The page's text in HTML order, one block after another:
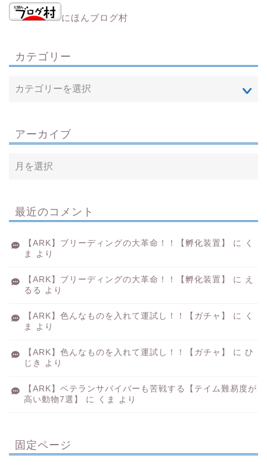
にほんブログ村
カテゴリー
アーカイブ
最近のコメント
【ARK】ブリーディングの大革命！！【孵化装置】 に
く
ま
より
【ARK】ブリーディングの大革命！！【孵化装置】 に
え
るる
より
【ARK】色んなものを入れて運試し！！【ガチャ】 に
く
ま
より
【ARK】色んなものを入れて運試し！！【ガチャ】 に ひ
じき
より
【ARK】ベテランサバイバーも苦戦する【テイム難易度が
高い動物7選】
に くま より
固定ページ